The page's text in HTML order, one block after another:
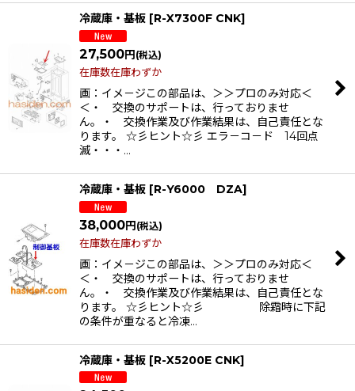
冷蔵庫・基板 [R-X7300F CNK]
27,500円 (税込)
在庫数在庫わずか
画：イメ－ジこの部品は、＞＞プロのみ対応＜
＜・ 交換のサポートは、行っておりませ
ん。・ 交換作業及び作業結果は、自己責任とな
ります。 ☆彡ヒント☆彡 エラ－コ－ド 14回点
滅・・・…
冷蔵庫・基板 [R-Y6000 DZA]
38,000円 (税込)
在庫数在庫わずか
画：イメ－ジこの部品は、＞＞プロのみ対応＜
＜・ 交換のサポートは、行っておりませ
ん。・ 交換作業及び作業結果は、自己責任とな
ります。 ☆彡ヒント☆彡 除霜時に下記
の条件が重なると冷凍…
冷蔵庫・基板 [R-X5200E CNK]